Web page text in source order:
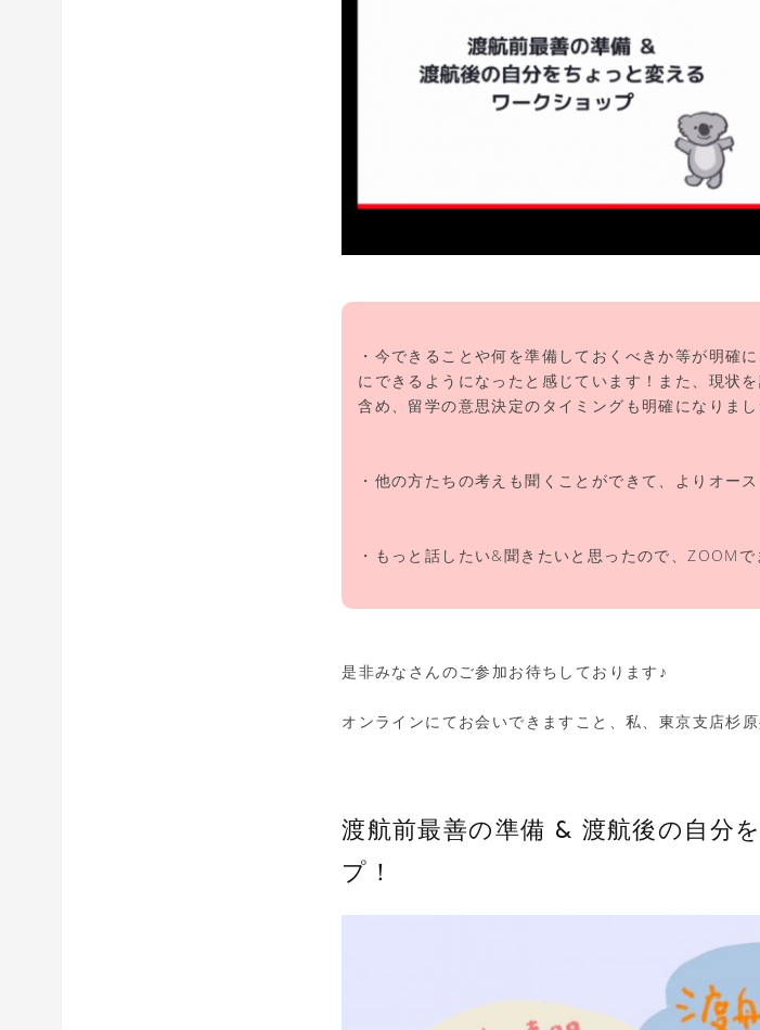
・今できることや何を準備しておくべきか等が明確
にできるようになったと感じています！また、現状
含め、留学の意思決定のタイミングも明確になりまし
・他の方たちの考えも聞くことができて、よりオー
・もっと話したい&聞きたいと思ったので、ZOOM
是非みなさんのご参加お待ちしております♪
オンラインにてお会いできますこと、私、東京支店杉
渡航前最善の準備 & 渡航後の自分
プ！